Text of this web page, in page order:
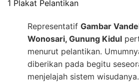
1 Plakat Pelantikan
Representatif Gambar
Wonosari, Gunung Kidul
menurut pelantikan.
diberikan pada begitu
menjelajah sistem